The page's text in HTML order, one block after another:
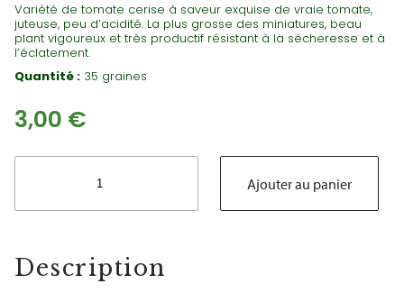
Variété de tomate cerise à saveur exquise de vraie tomate,
juteuse, peu d’acidité. La plus grosse des miniatures, beau
plant vigoureux et très productif résistant à la sécheresse et à
l’éclatement.
Quantité : 35 graines
3,00 €
quantité
cerise
Mexique
Ajouter au panier
Description